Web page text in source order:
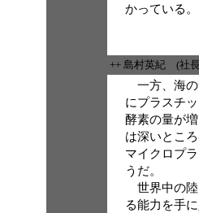
かっている。
++ 島村英紀 (社
一方、海の
にプラスチ
酵素の量が
は深いとこ
マイクロプ
うだ。
世界中の陸
る能力を手